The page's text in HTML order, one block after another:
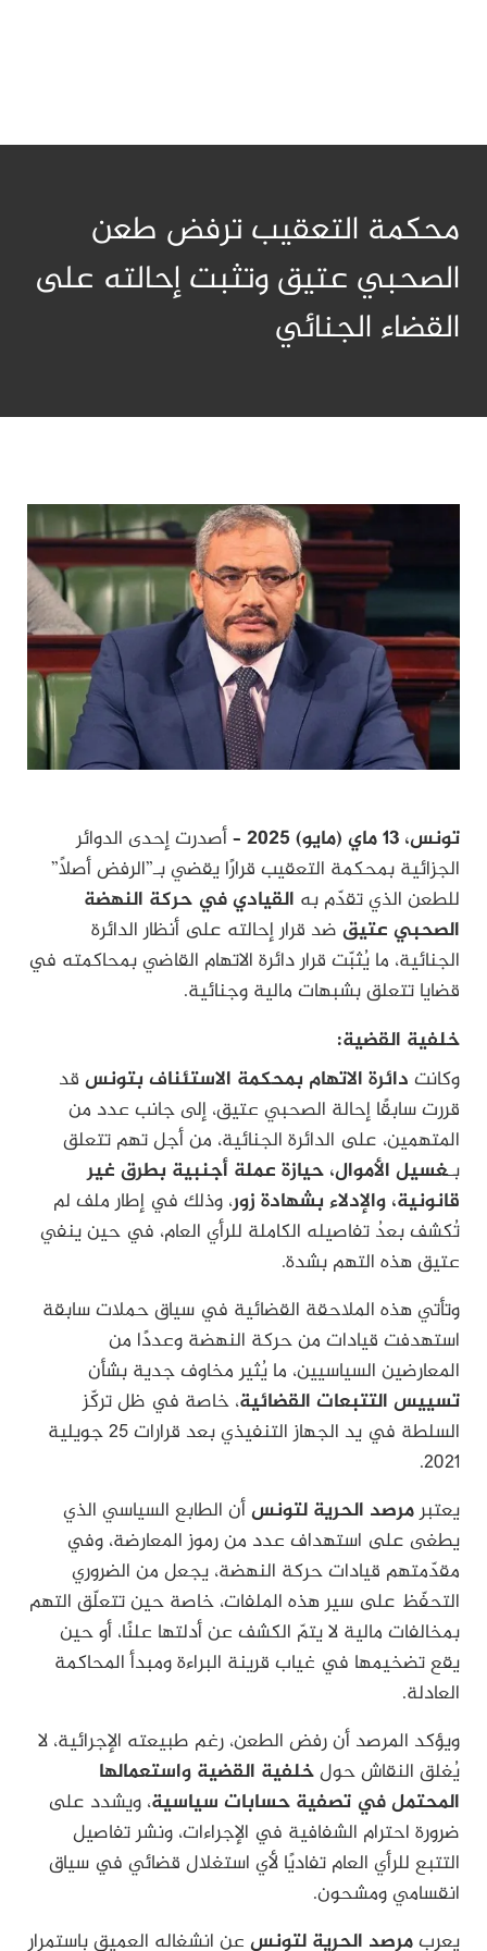
محكمة التعقيب ترفض طعن
الصحبي عتيق وتثبت إحالته على
القضاء الجنائي
تونس، 13 ماي (مايو) 2025 –
أصدرت إحدى الدوائر
الجزائية بمحكمة التعقيب قرارًا يقضي بـ”الرفض أصلاً”
للطعن الذي تقدّم به القيادي في حركة النهضة
الصحبي عتيق ضد قرار إحالته على أنظار الدائرة
الجنائية، ما يُثبّت قرار دائرة الاتهام القاضي بمحاكمته في
قضايا تتعلق بشبهات مالية وجنائية.
خلفية القضية:
وكانت دائرة الاتهام بمحكمة الاستئناف بتونس قد
قررت سابقًا إحالة الصحبي عتيق، إلى جانب عدد من
المتهمين، على الدائرة الجنائية، من أجل تهم تتعلق
بـغسيل الأموال، حيازة عملة أجنبية بطرق غير
قانونية، والإدلاء بشهادة زور، وذلك في إطار ملف لم
تُكشف بعدُ تفاصيله الكاملة للرأي العام، في حين ينفي
عتيق هذه التهم بشدة.
وتأتي هذه الملاحقة القضائية في سياق حملات سابقة
استهدفت قيادات من حركة النهضة وعددًا من
المعارضين السياسيين، ما يُثير مخاوف جدية بشأن
تسييس التتبعات القضائية، خاصة في ظل تركّز
السلطة في يد الجهاز التنفيذي بعد قرارات 25 جويلية
2021.
يعتبرمرصد الحرية لتونسأن الطابع السياسي الذي
يطغى على استهداف عدد من رموز المعارضة، وفي
مقدّمتهم قيادات حركة النهضة، يجعل من الضروري
التحفّظ على سير هذه الملفات، خاصة حين تتعلّق التهم
بمخالفات مالية لا يتمّ الكشف عن أدلتها علنًا، أو حين
يقع تضخيمها في غياب قرينة البراءة ومبدأ المحاكمة
العادلة.
ويؤكد المرصد أن رفض الطعن، رغم طبيعته الإجرائية، لا
يُغلق النقاش حولخلفية القضية واستعمالها
المحتمل في تصفية حسابات سياسية، ويشدد على
ضرورة احترام الشفافية في الإجراءات، ونشر تفاصيل
التتبع للرأي العام تفاديًا لأي استغلال قضائي في سياق
انقسامي ومشحون.
يعربمرصد الحرية لتونس عن انشغاله العميق باستمرار